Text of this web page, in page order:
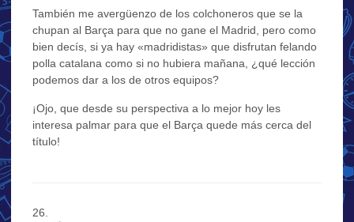
También me avergüenzo de los colchoneros que se la
chupan al Barça para que no gane el Madrid, pero como
bien decís, si ya hay «madridistas» que disfrutan felando
polla catalana como si no hubiera mañana, ¿qué lección
podemos dar a los de otros equipos?
¡Ojo, que desde su perspectiva a lo mejor hoy les
interesa palmar para que el Barça quede más cerca del
título!